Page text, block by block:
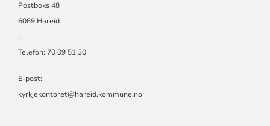
Postboks 48
6069 Hareid
.
Telefon: 70 09 51 30
E-post:
kyrkjekontoret@hareid.kommune.no